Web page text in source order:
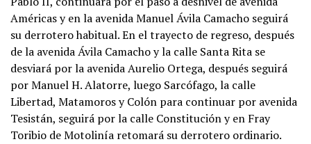
Américas y en la avenida Manuel Ávila Camacho seguirá
su derrotero habitual. En el trayecto de regreso, después
de la avenida Ávila Camacho y la calle Santa Rita se
desviará por la avenida Aurelio Ortega, después seguirá
por Manuel H. Alatorre, luego Sarcófago, la calle
Libertad, Matamoros y Colón para continuar por avenida
Tesistán, seguirá por la calle Constitución y en Fray
Toribio de Motolinía retomará su derrotero ordinario.